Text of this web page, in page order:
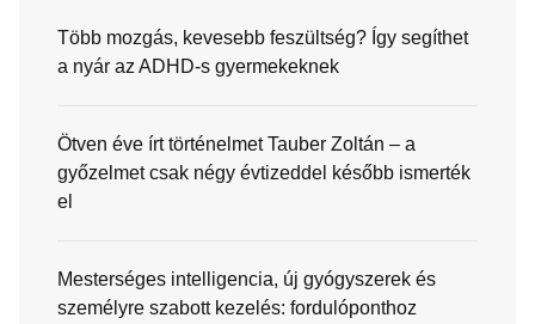
Több mozgás, kevesebb feszültség? Így segíthet
a nyár az ADHD-s gyermekeknek
Ötven éve írt történelmet Tauber Zoltán – a
győzelmet csak négy évtizeddel később ismerték
el
Mesterséges intelligencia, új gyógyszerek és
személyre szabott kezelés: fordulóponthoz